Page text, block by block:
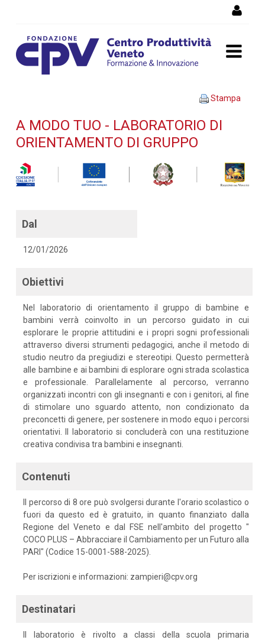
A modo tuo - Laboratorio di
orientamento di gruppo -
Dettaglio corso di
formazione
Stampa
A MODO TUO - LABORATORIO DI
ORIENTAMENTO DI GRUPPO
Dal
12/01/2026
Obiettivi
Nel laboratorio di orientamento il gruppo di bambine e
bambini verrà coinvolto in un percorso guidato in cui
esplorare le proprie attitudini e i propri sogni professionali
attraverso diversi strumenti pedagogici, anche il metodo di
studio neutro da pregiudizi e stereotipi. Questo permetterà
alle bambine e ai bambini di esplorare ogni strada scolastica
e professionale. Parallelamente al percorso, verranno
organizzati incontri con gli insegnanti e con i genitori, al fine
di stimolare uno sguardo attento, non condizionato da
preconcetti di genere, per sostenere in modo equo i percorsi
orientativi. Il laboratorio si concluderà con una restituzione
creativa condivisa tra bambini e insegnanti.
Contenuti
Il percorso di 8 ore può svolgersi durante l'orario scolastico o
fuori da questo ed è gratuito, in quanto finanziato dalla
Regione del Veneto e dal FSE nell'ambito del progetto "
COCO PLUS – Abbracciare il Cambiamento per un Futuro alla
PARI" (Codice 15-0001-588-2025).
Per iscrizioni e informazioni: zampieri@cpv.org
Destinatari
Il laboratorio è rivolto a classi della scuola primaria